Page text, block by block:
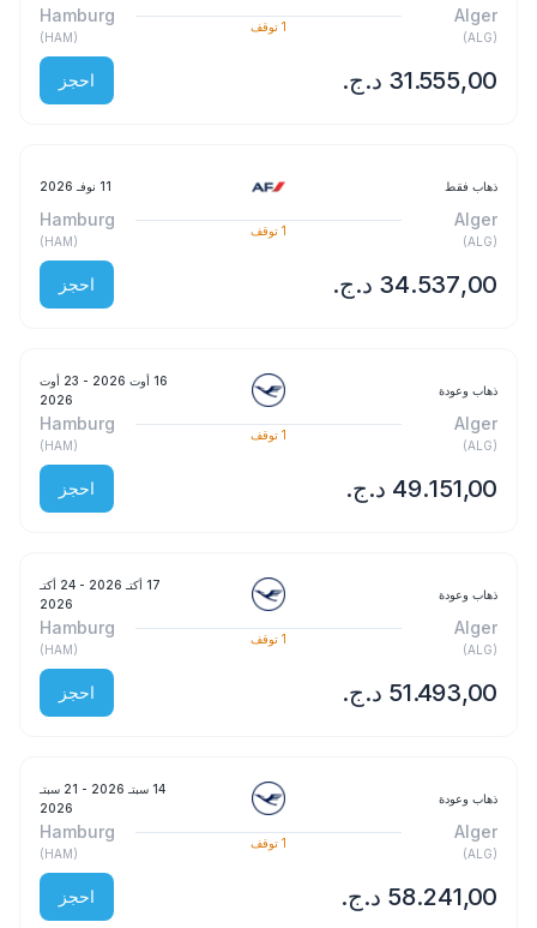
Alger
(
ALG
)
1 توقف
Hamburg
(
HAM
)
احجز
ذهاب فقط 11 نوفـ 2026
Alger
(
ALG
)
1 توقف
Hamburg
(
HAM
)
احجز
ذهاب وعودة
16 أوت 2026
- 23 أوت
2026
Alger
(
ALG
)
1 توقف
Hamburg
(
HAM
)
احجز
ذهاب وعودة
17 أكتـ 2026
- 24 أكتـ
2026
Alger
(
ALG
)
1 توقف
Hamburg
(
HAM
)
احجز
ذهاب وعودة
14 سبتـ 2026
- 21 سبتـ
2026
Alger
(
ALG
)
1 توقف
Hamburg
(
HAM
)
احجز